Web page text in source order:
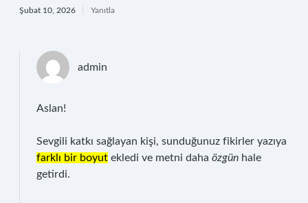
Şubat 10, 2026 Yanıtla
admin
Aslan!
Sevgili katkı sağlayan kişi, sunduğunuz fikirler yazıya
farklı bir boyut ekledi ve metni daha özgün hale
getirdi.